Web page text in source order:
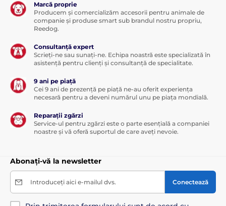
Marcă proprie
Producem și comercializăm accesorii pentru animale de
companie și produse smart sub brandul nostru propriu,
Reedog.
Consultanță expert
Scrieți-ne sau sunați-ne. Echipa noastră este specializată în
asistență pentru clienți și consultanță de specialitate.
9 ani pe piață
Cei 9 ani de prezență pe piață ne-au oferit experiența
necesară pentru a deveni numărul unu pe piața mondială.
Reparații zgărzi
Service-ul pentru zgărzi este o parte esențială a companiei
noastre și vă oferă suportul de care aveți nevoie.
Abonați-vă la newsletter
Introduceți aici e-mailul dvs. Conectează